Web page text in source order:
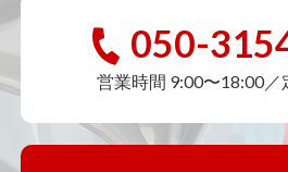
050-
営業時間 9:00〜18:00／